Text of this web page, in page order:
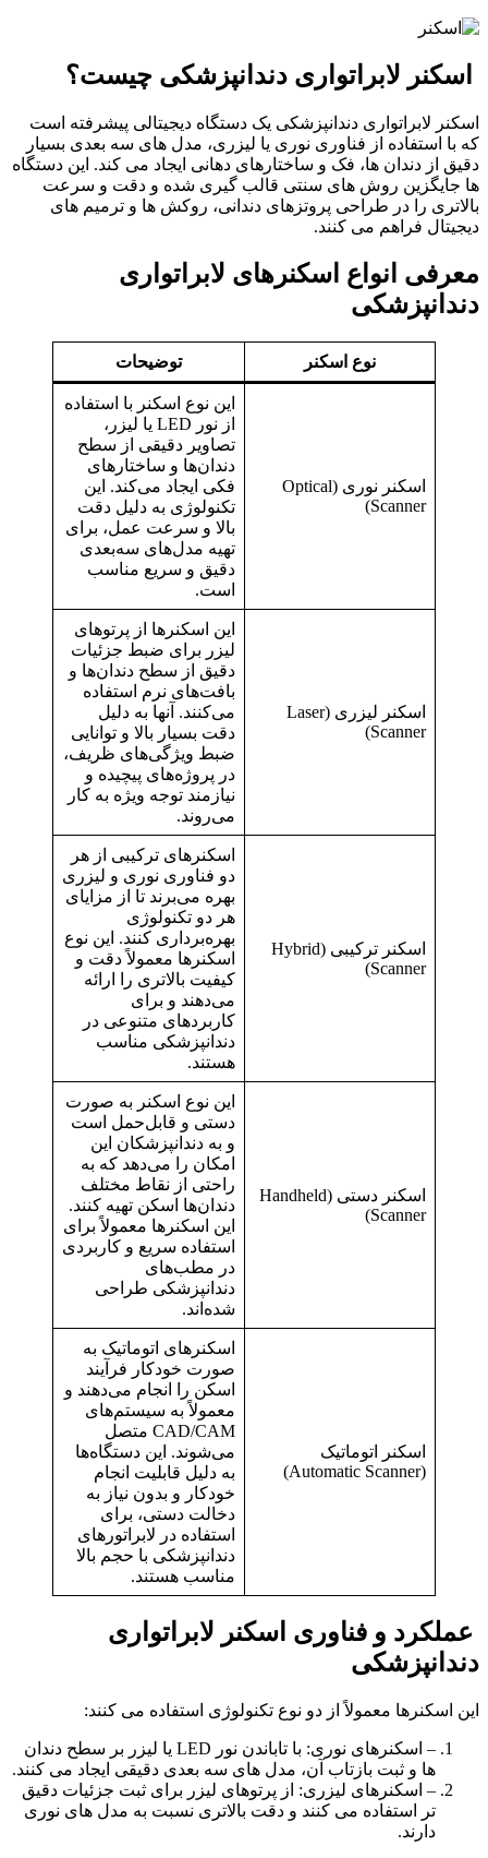
اسکنر لابراتواری دندانپزشکی چیست؟
اسکنر لابراتواری دندانپزشکی یک دستگاه دیجیتالی پیشرفته است
که با استفاده از فناوری نوری یا لیزری، مدل های سه بعدی بسیار
دقیق از دندان ها، فک و ساختارهای دهانی ایجاد می کند. این دستگاه
ها جایگزین روش های سنتی قالب گیری شده و دقت و سرعت
بالاتری را در طراحی پروتزهای دندانی، روکش ها و ترمیم های
دیجیتال فراهم می کنند.
معرفی انواع اسکنرهای لابراتواری
دندانپزشکی
نوع اسکنر توضیحات
اسکنر نوری (Optical
Scanner)
این نوع اسکنر با استفاده
از نور LED یا لیزر،
تصاویر دقیقی از سطح
دندان‌ها و ساختارهای
فکی ایجاد می‌کند. این
تکنولوژی به دلیل دقت
بالا و سرعت عمل، برای
تهیه مدل‌های سه‌بعدی
دقیق و سریع مناسب
است.
اسکنر لیزری (Laser
Scanner)
این اسکنرها از پرتوهای
لیزر برای ضبط جزئیات
دقیق از سطح دندان‌ها و
بافت‌های نرم استفاده
می‌کنند. آنها به دلیل
دقت بسیار بالا و توانایی
ضبط ویژگی‌های ظریف،
در پروژه‌های پیچیده و
نیازمند توجه ویژه به کار
می‌روند.
اسکنر ترکیبی (Hybrid
Scanner)
اسکنرهای ترکیبی از هر
دو فناوری نوری و لیزری
بهره می‌برند تا از مزایای
هر دو تکنولوژی
بهره‌برداری کنند. این نوع
اسکنرها معمولاً دقت و
کیفیت بالاتری را ارائه
می‌دهند و برای
کاربردهای متنوعی در
دندانپزشکی مناسب
هستند.
اسکنر دستی (Handheld
Scanner)
این نوع اسکنر به صورت
دستی و قابل‌حمل است
و به دندانپزشکان این
امکان را می‌دهد که به
راحتی از نقاط مختلف
دندان‌ها اسکن تهیه کنند.
این اسکنرها معمولاً برای
استفاده سریع و کاربردی
در مطب‌های
دندانپزشکی طراحی
شده‌اند.
اسکنر اتوماتیک
(Automatic Scanner)
اسکنرهای اتوماتیک به
صورت خودکار فرآیند
اسکن را انجام می‌دهند و
معمولاً به سیستم‌های
CAD/CAM متصل
می‌شوند. این دستگاه‌ها
به دلیل قابلیت انجام
خودکار و بدون نیاز به
دخالت دستی، برای
استفاده در لابراتورهای
دندانپزشکی با حجم بالا
مناسب هستند.
عملکرد و فناوری اسکنر لابراتواری
دندانپزشکی
این اسکنرها معمولاً از دو نوع تکنولوژی استفاده می کنند:
– اسکنرهای نوری: با تاباندن نور LED یا لیزر بر سطح دندان
ها و ثبت بازتاب آن، مدل های سه بعدی دقیقی ایجاد می کنند.
– اسکنرهای لیزری: از پرتوهای لیزر برای ثبت جزئیات دقیق
تر استفاده می کنند و دقت بالاتری نسبت به مدل های نوری
دارند.